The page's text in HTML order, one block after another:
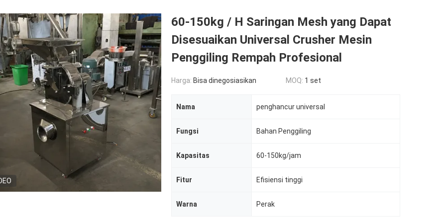
60-150kg / H Saringan Mesh yang Dapat
Disesuaikan Universal Crusher Mesin
Penggiling Rempah Profesional
Harga: Bisa dinegosiasikan MOQ: 1 set
Nama penghancur universal
Fungsi Bahan Penggiling
Kapasitas 60-150kg/jam
Fitur Efisiensi tinggi
Warna Perak